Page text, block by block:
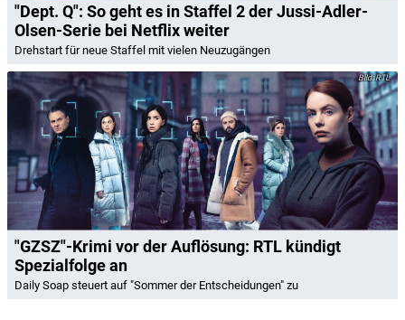
"Dept. Q": So geht es in Staffel 2 der Jussi-Adler-
Olsen-Serie bei Netflix weiter
Drehstart für neue Staffel mit vielen Neuzugängen
RTL
"GZSZ"-Krimi vor der Auflösung: RTL kündigt
Spezialfolge an
Daily Soap steuert auf "Sommer der Entscheidungen" zu